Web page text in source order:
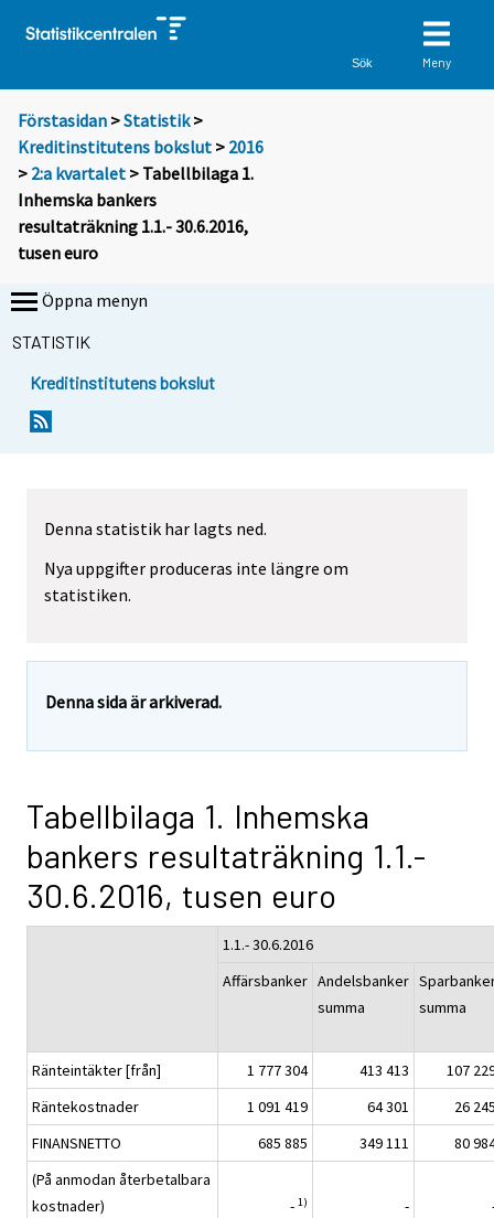
Sök Meny
Förstasidan >Statistik >
Kreditinstitutens bokslut > 2016
> 2:a kvartalet > Tabellbilaga 1.
Inhemska bankers
resultaträkning 1.1.- 30.6.2016,
tusen euro
Öppna menyn
STATISTIK
Kreditinstitutens bokslut
Denna statistik har lagts ned.
Nya uppgifter produceras inte längre om
statistiken.
Denna sida är arkiverad.
Tabellbilaga 1. Inhemska
bankers resultaträkning 1.1.-
30.6.2016, tusen euro
1.1.- 30.6.2016
Affärsbanker Andelsbanker
summa
summa
Ränteintäkter [från] 1 777 304 413 413
107
Räntekostnader
1 091 419 64 301
26
FINANSNETTO
685 885 349 111
80
(På anmodan återbetalbara
kostnader)
- 1) -